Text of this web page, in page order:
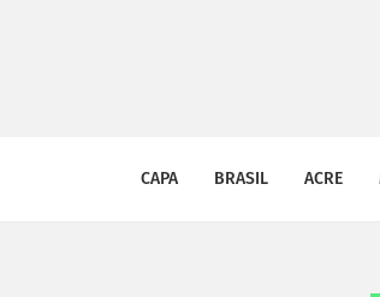
CAPA BRASIL ACRE